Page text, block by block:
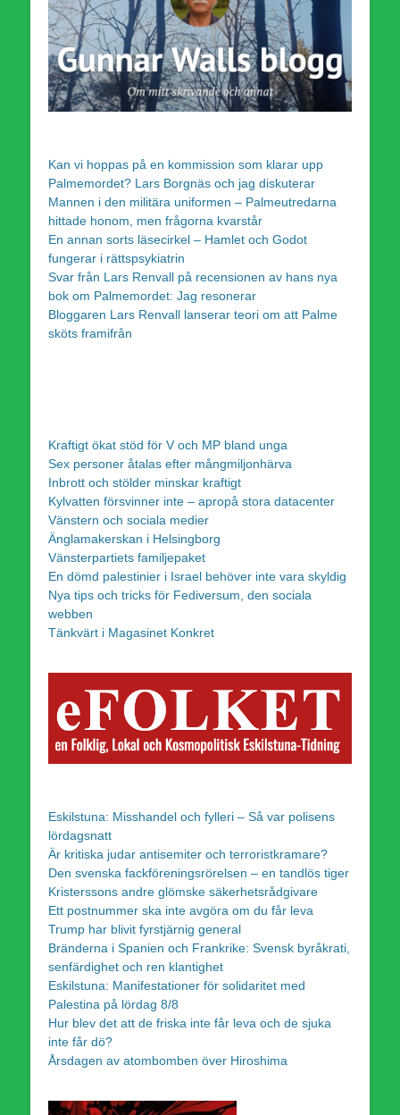
Kan vi hoppas på en kommission som klarar upp
Palmemordet? Lars Borgnäs och jag diskuterar
Mannen i den militära uniformen – Palmeutredarna
hittade honom, men frågorna kvarstår
En annan sorts läsecirkel – Hamlet och Godot
fungerar i rättspsykiatrin
Svar från Lars Renvall på recensionen av hans nya
bok om Palmemordet: Jag resonerar
Bloggaren Lars Renvall lanserar teori om att Palme
sköts framifrån
Kraftigt ökat stöd för V och MP bland unga
Sex personer åtalas efter mångmiljonhärva
Inbrott och stölder minskar kraftigt
Kylvatten försvinner inte – apropå stora datacenter
Vänstern och sociala medier
Änglamakerskan i Helsingborg
Vänsterpartiets familjepaket
En dömd palestinier i Israel behöver inte vara skyldig
Nya tips och tricks för Fediversum, den sociala
webben
Tänkvärt i Magasinet Konkret
Eskilstuna: Misshandel och fylleri – Så var polisens
lördagsnatt
Är kritiska judar antisemiter och terroristkramare?
Den svenska fackföreningsrörelsen – en tandlös tiger
Kristerssons andre glömske säkerhetsrådgivare
Ett postnummer ska inte avgöra om du får leva
Trump har blivit fyrstjärnig general
Bränderna i Spanien och Frankrike: Svensk byråkrati,
senfärdighet och ren klantighet
Eskilstuna: Manifestationer för solidaritet med
Palestina på lördag 8/8
Hur blev det att de friska inte får leva och de sjuka
inte får dö?
Årsdagen av atombomben över Hiroshima